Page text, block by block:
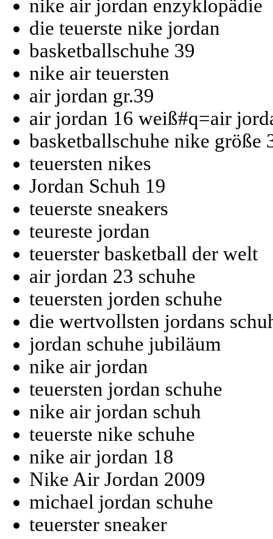
nike air jordan enzyklopädie
die teuerste nike jordan
basketballschuhe 39
nike air teuersten
air jordan gr.39
air jordan 16 weiß#q=air
basketballschuhe nike größe
teuersten nikes
Jordan Schuh 19
teuerste sneakers
teureste jordan
teuerster basketball der welt
air jordan 23 schuhe
teuersten jorden schuhe
die wertvollsten jordans
jordan schuhe jubiläum
nike air jordan
teuersten jordan schuhe
nike air jordan schuh
teuerste nike schuhe
nike air jordan 18
Nike Air Jordan 2009
michael jordan schuhe
teuerster sneaker